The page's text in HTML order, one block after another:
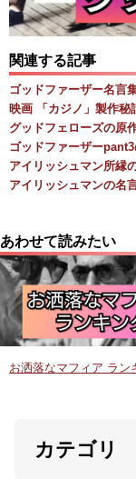
関連する記事
ゴッドファーザー名言
映画 「カジノ」製作秘
グッドフェローズの原
ゴッドファーザー
アイリッシュマン所縁
アイリッシュマンの名
あわせて読みたい
お洒落なマフィア ラン
カテゴリ